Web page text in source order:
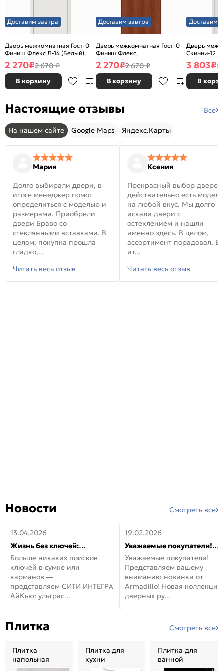
Доставим завтра
Дверь межкомнатная Гост-0
Финиш Флекс Л-14 (Белый),
глухая, каркасно-щитовая
2 270₽2 670 ₽
В корзину
Доставим завтра
Дверь межкомнатная Гост-0
Финиш Флекс,
Ламинированные Л-11
(ИталОрех), глухая, каркасно-
щитовая
2 270₽2 670 ₽
В корзину
Доставим
Дверь
Скинни-12
глухая,
3 803₽5
В
Настоящие отзывы Все
На нашем сайте Google Maps Яндекс.Карты
Мария
Долго выбирали двери, в
итоге менеджер помог
определиться с моделью и
размерами. Приобрели
двери Браво со
стеклянными вставками. В
целом, покупка прошла
гладко,...
Читать весь отзыв
Ксения
Прекрасный выбор
действительно есть модели
на любой вкус. Мы долго
искали двери с
остеклением и нашли
именно здесь. В целом,
ассортимент порадовал. В
ит...
Читать весь отзыв
Новости Смотреть все
13.04.2026
Жизнь без ключей:
встречайте новую дверь
СИТИ ИНТЕГРА АйКью!
Больше никаких поисков
ключей в сумке или
карманов —
представляем СИТИ ИНТЕГРА
АйКью: ультрас...
19.02.2026
Уважаемые покупатели!
Представляем вашему
вниманию новинки от
Armadillo!
Уважаемые покупатели!
Представляем вашему
вниманию новинки от
Armadillo! Новая коллекция
дверных ру...
Плитка Смотреть все
Плитка
напольная
Плитка для
кухни
Плитка для
ванной